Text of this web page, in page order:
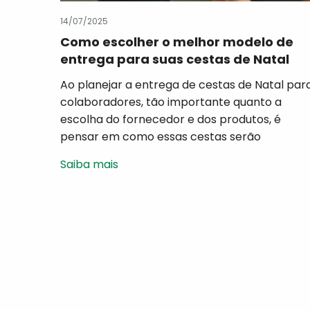
14/07/2025
Como escolher o melhor modelo de
entrega para suas cestas de Natal
corporativas?
Ao planejar a entrega de cestas de Natal
colaboradores, tão importante quanto a
escolha do fornecedor e dos produtos, é
pensar em como essas cestas serão
perfil, estrutura e dinâmica de fim de ano. Por
Saiba mais